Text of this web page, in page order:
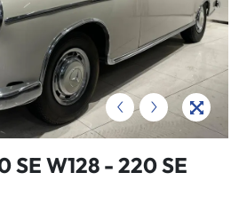
‹ ›
SE W128 - 220 SE